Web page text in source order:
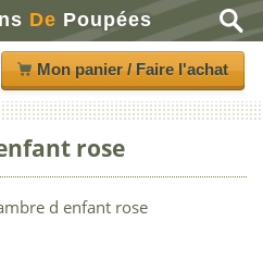
De Poupées
Mon panier / Faire l'achat
rose